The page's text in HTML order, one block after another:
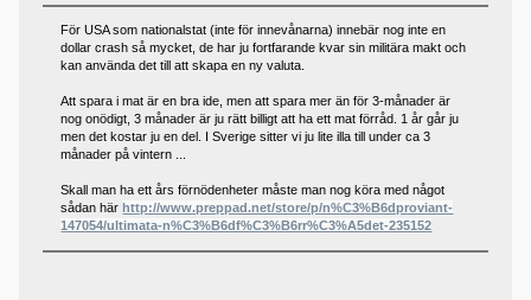
För USA som nationalstat (inte för innevånarna) innebär nog inte en
dollar crash så mycket, de har ju fortfarande kvar sin militära makt och
kan använda det till att skapa en ny valuta.
Att spara i mat är en bra ide, men att spara mer än för 3-månader är
nog onödigt, 3 månader är ju rätt billigt att ha ett mat förråd. 1 år går ju
men det kostar ju en del. I Sverige sitter vi ju lite illa till under ca 3
månader på vintern ...
Skall man ha ett års förnödenheter måste man nog köra med något
sådan här http://www.preppad.net/store/p/n%C3%B6dproviant-
147054/ultimata-n%C3%B6df%C3%B6rr%C3%A5det-235152